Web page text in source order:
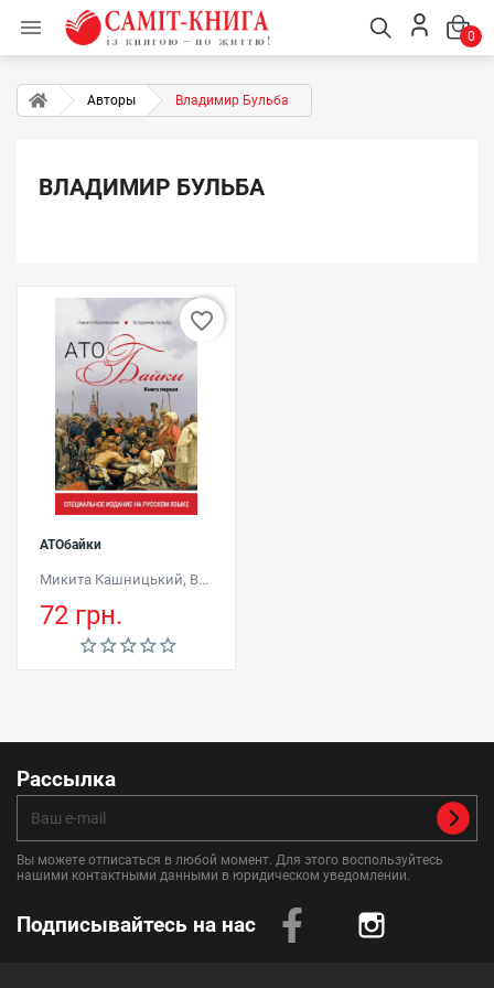
 0
Авторы Владимир Бульба
ВЛАДИМИР БУЛЬБА
АТОбайки
Микита Кашницький, Владимир Бульба
72 грн.
favorite_border
Рассылка
Вы можете отписаться в любой момент. Для этого воспользуйтесь
нашими контактными данными в юридическом уведомлении.
Подписывайтесь на нас